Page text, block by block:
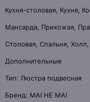
Кухня-столовая, Кухня,
Мансарда, Прихожая,
Столовая, Спальня,
Дополнительные
Тип: Люстра подвесная
Бренд: MAI HE MAI